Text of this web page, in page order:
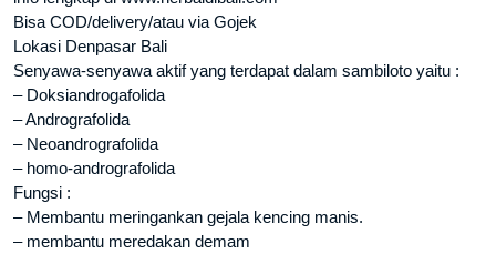
Bisa COD/delivery/atau via Gojek
Lokasi Denpasar Bali
Senyawa-senyawa aktif yang terdapat dalam sambiloto yaitu :
– Doksiandrogafolida
– Andrografolida
– Neoandrografolida
– homo-andrografolida
Fungsi :
– Membantu meringankan gejala kencing manis.
– membantu meredakan demam